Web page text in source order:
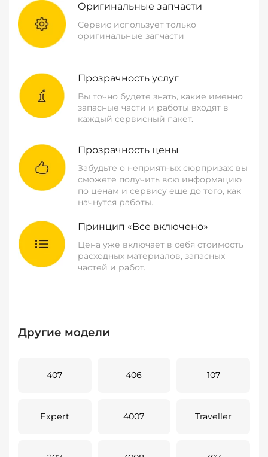
Оригинальные запчасти
Сервис использует только
оригинальные запчасти
Прозрачность услуг
Вы точно будете знать, какие именно
запасные части и работы входят в
каждый сервисный пакет.
Прозрачность цены
Забудьте о неприятных сюрпризах: вы
сможете получить всю информацию
по ценам и сервису еще до того, как
начнутся работы.
Принцип «Все включено»
Цена уже включает в себя стоимость
расходных материалов, запасных
частей и работ.
Другие модели
407 406 107
Expert 4007 Traveller